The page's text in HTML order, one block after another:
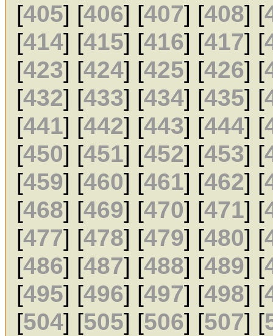
[405] [406] [407] [408] [
[414] [415] [416] [417] [
[423] [424] [425] [426] [
[432] [433] [434] [435] [
[441] [442] [443] [444] [
[450] [451] [452] [453] [
[459] [460] [461] [462] [
[468] [469] [470] [471] [
[477] [478] [479] [480] [
[486] [487] [488] [489] [
[495] [496] [497] [498] [
[504] [505] [506] [507] [